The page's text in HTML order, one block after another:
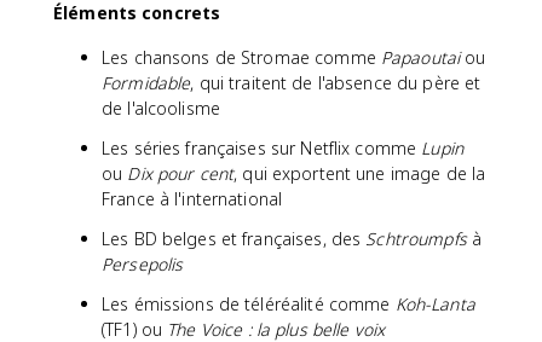
Éléments concrets
Les chansons de Stromae comme Papaoutaiou
Formidable, qui traitent de l'absence du père et
de l'alcoolisme
Les séries françaises sur Netflix comme Lupin
ou Dix pour cent, qui exportent une image de la
France à l'international
Les BD belges et françaises, des Schtroumpfsà
Persepolis
Les émissions de téléréalité comme Koh-Lanta
(TF1) ou The Voice : la plus belle voix